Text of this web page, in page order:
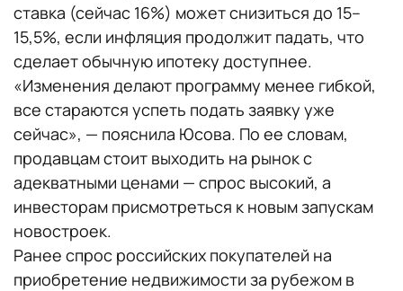
ставка (сейчас 16%) может снизиться до 15–
15,5%, если инфляция продолжит падать, что
сделает обычную ипотеку доступнее.
«Изменения делают программу менее гибкой,
все стараются успеть подать заявку уже
сейчас», — пояснила Юсова. По ее словам,
продавцам стоит выходить на рынок с
адекватными ценами — спрос высокий, а
инвесторам присмотреться к новым запускам
новостроек.
Ранее спрос российских покупателей на
приобретение недвижимости за рубежом в